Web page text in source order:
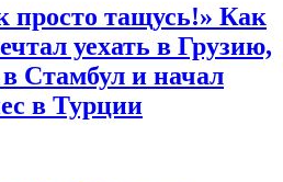
просто тащусь!» Как
уехать в Грузию,
Стамбул и начал
в Турции